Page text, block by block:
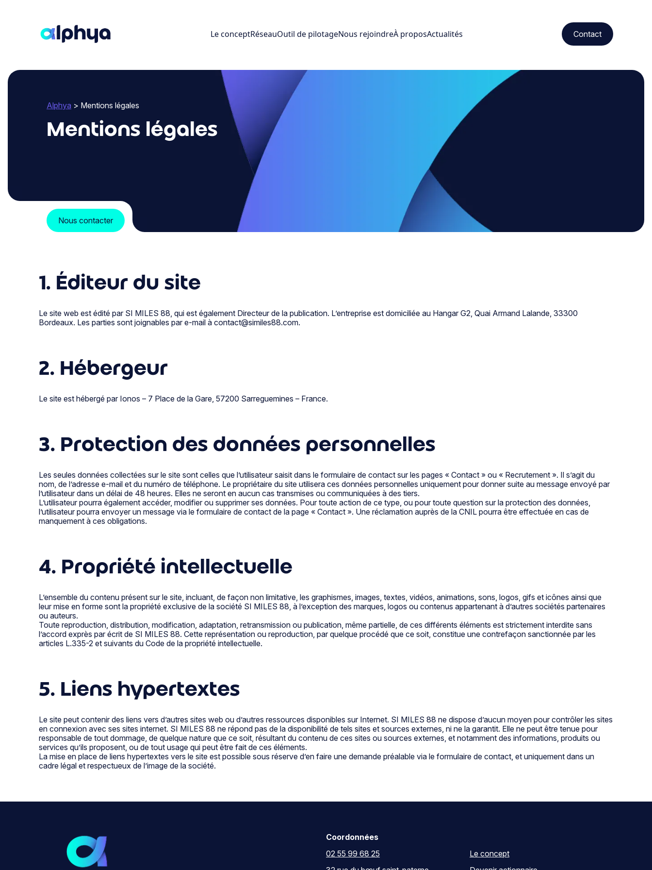
Le conceptRéseauOutil de pilotageNous rejoindreÀ proposActualités Contact
Alphya > Mentions légales
Mentions légales
Nous contacter
1. Éditeur du site
Le site web est édité par SI MILES 88, qui est également Directeur de la publication. L’entreprise est domiciliée au Hangar G2, Quai Armand Lalande, 33300
Bordeaux. Les parties sont joignables par e-mail à contact@similes88.com.
2. Hébergeur
Le site est hébergé par Ionos – 7 Place de la Gare, 57200 Sarreguemines – France.
3. Protection des données personnelles
Les seules données collectées sur le site sont celles que l’utilisateur saisit dans le formulaire de contact sur les pages « Contact » ou « Recrutement ». Il s’agit du
nom, de l’adresse e-mail et du numéro de téléphone. Le propriétaire du site utilisera ces données personnelles uniquement pour donner suite au message envoyé par
l’utilisateur dans un délai de 48 heures. Elles ne seront en aucun cas transmises ou communiquées à des tiers.
L’utilisateur pourra également accéder, modifier ou supprimer ses données. Pour toute action de ce type, ou pour toute question sur la protection des données,
l’utilisateur pourra envoyer un message via le formulaire de contact de la page « Contact ». Une réclamation auprès de la CNIL pourra être effectuée en cas de
manquement à ces obligations.
4. Propriété intellectuelle
L’ensemble du contenu présent sur le site, incluant, de façon non limitative, les graphismes, images, textes, vidéos, animations, sons, logos, gifs et icônes ainsi que
leur mise en forme sont la propriété exclusive de la société SI MILES 88, à l’exception des marques, logos ou contenus appartenant à d’autres sociétés partenaires
ou auteurs.
Toute reproduction, distribution, modification, adaptation, retransmission ou publication, même partielle, de ces différents éléments est strictement interdite sans
l’accord exprès par écrit de SI MILES 88. Cette représentation ou reproduction, par quelque procédé que ce soit, constitue une contrefaçon sanctionnée par les
articles L.335-2 et suivants du Code de la propriété intellectuelle.
5. Liens hypertextes
Le site peut contenir des liens vers d’autres sites web ou d’autres ressources disponibles sur Internet. SI MILES 88 ne dispose d’aucun moyen pour contrôler les sites
en connexion avec ses sites internet. SI MILES 88 ne répond pas de la disponibilité de tels sites et sources externes, ni ne la garantit. Elle ne peut être tenue pour
responsable de tout dommage, de quelque nature que ce soit, résultant du contenu de ces sites ou sources externes, et notamment des informations, produits ou
services qu’ils proposent, ou de tout usage qui peut être fait de ces éléments.
La mise en place de liens hypertextes vers le site est possible sous réserve d’en faire une demande préalable via le formulaire de contact, et uniquement dans un
cadre légal et respectueux de l’image de la société.
Coordonnées
02 55 99 68 25
Le concept